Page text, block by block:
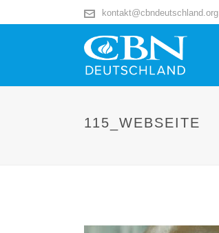
kontakt@cbndeutschland.org
115_WEBSEITE